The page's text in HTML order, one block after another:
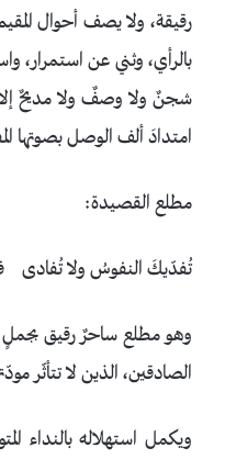
رقيقة، ولا يصف أحوال
بالرأي، وثني عن
شجنٌ ولا وصفٌ ولا مديحٌ
امتدادَ ألف الوصل بصوتها
مطلع القصيدة:
تُفدّيكَ النفوسُ ولا تُفادى
وهو مطلع ساحرٌ رقيق بجملٍ
الصادقين، الذين لا تتأثّر
ويكمل استهلاله بالنداء